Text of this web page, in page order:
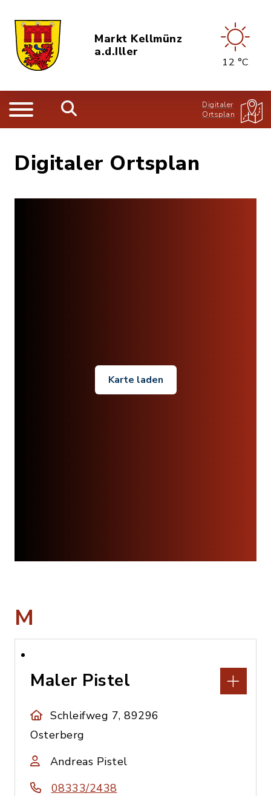
Markt Kellmünz
a.d.Iller
12 °C
Digitaler
Ortsplan
Digitaler Ortsplan
Karte laden
M
Maler Pistel
Schleifweg 7, 89296
Osterberg
Andreas Pistel
08333/2438